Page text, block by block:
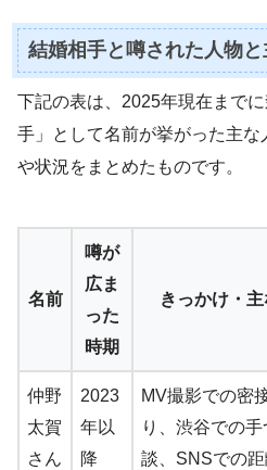
結婚相手と噂された人物
下記の表は、2025年現在まで
手」として名前が挙がった主
や状況をまとめたものです。
名前
噂が
広ま
った
時期
きっかけ・
仲野
太賀
さん
2023
年以
降
MV撮影での密
り、渋谷での
談、SNSでの